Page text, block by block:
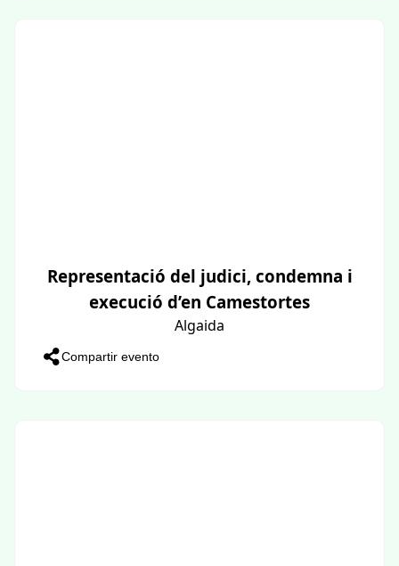
Representació del judici, condemna i
execució d’en Camestortes
Algaida
Compartir evento